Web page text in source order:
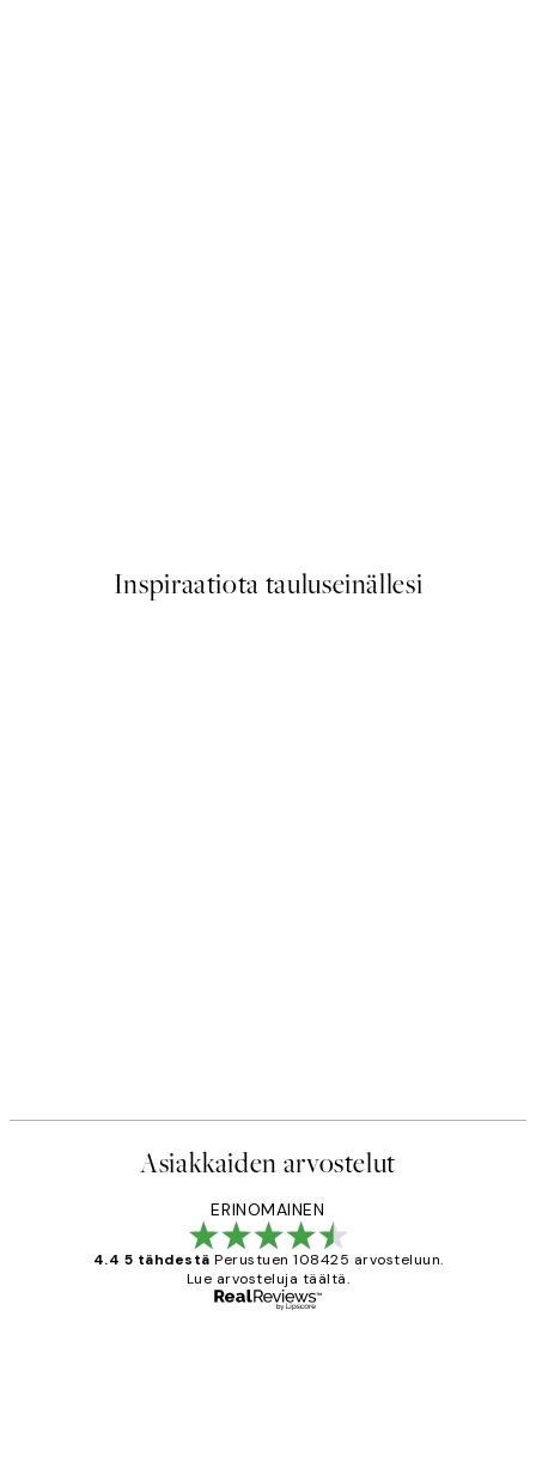
Inspiraatiota tauluseinällesi
Asiakkaiden arvostelut
ERINOMAINEN
4.4 5 tähdestä Perustuen 108425 arvosteluun.
Lue arvosteluja täältä.